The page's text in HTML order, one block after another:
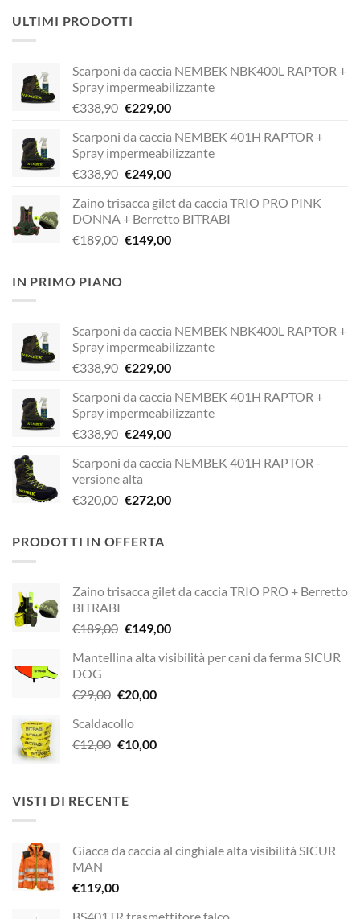
ULTIMI PRODOTTI
Scarponi da caccia NEMBEK NBK400L RAPTOR +
Spray impermeabilizzante
€338,90 Il
originale
era:
€338,90.
€229,00Il
attuale
è:
€229,00.
Scarponi da caccia NEMBEK 401H RAPTOR +
Spray impermeabilizzante
€338,90 Il
originale
era:
€338,90.
€249,00Il
attuale
è:
€249,00.
Zaino trisacca gilet da caccia TRIO PRO PINK
DONNA + Berretto BITRABI
€189,00 Il
€149,00Il
IN PRIMO PIANO
Scarponi da caccia NEMBEK NBK400L RAPTOR +
Spray impermeabilizzante
€338,90 Il
originale
era:
€338,90.
€229,00Il
attuale
è:
€229,00.
Scarponi da caccia NEMBEK 401H RAPTOR +
Spray impermeabilizzante
€338,90 Il
originale
era:
€338,90.
€249,00Il
attuale
€249,00.
Scarponi da caccia NEMBEK 401H RAPTOR -
versione alta
€320,00 Il
era:
€272,00Il
PRODOTTI IN OFFERTA
Zaino trisacca gilet da caccia TRIO PRO + Berretto
BITRABI
€189,00 Il
originale
€189,00.
€149,00Il
attuale
Mantellina alta visibilità per cani da ferma SICUR
DOG
€29,00 Il
originale
era:
€20,00Il
è:
Scaldacollo
€12,00 Il
era:
€12,00.
€10,00Il
VISTI DI RECENTE
Giacca da caccia al cinghiale alta visibilità SICUR
MAN
€119,00
BS401TR trasmettitore falco